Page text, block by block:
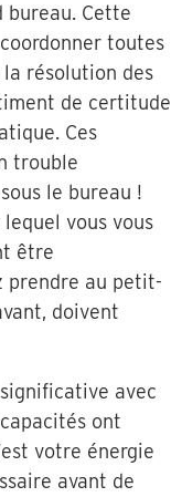
bureau. Cette
toutes
résolution des
de certitude
Ces
trouble
le bureau !
vous vous
être
prendre au petit-
doivent
avec
ont
votre énergie
avant de